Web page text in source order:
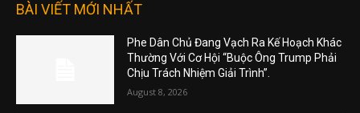
BÀI VIẾT MỚI NHẤT
Phe Dân Chủ Đang Vạch Ra Kế Hoạch Khác
Thường Với Cơ Hội “Buộc Ông Trump Phải
Chịu Trách Nhiệm Giải Trình”.
August 8, 2026